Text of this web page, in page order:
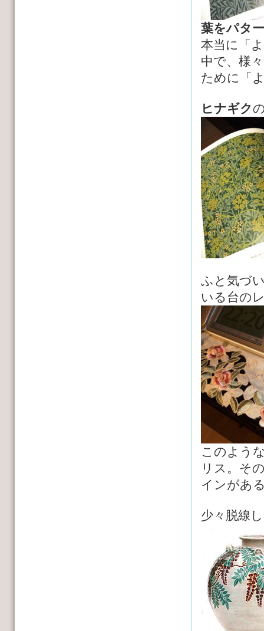
葉をパタ
本当に「
中で、様
ために「
ヒナギク
ふと気づ
いる台の
このよう
リス。そ
インがあ
少々脱線